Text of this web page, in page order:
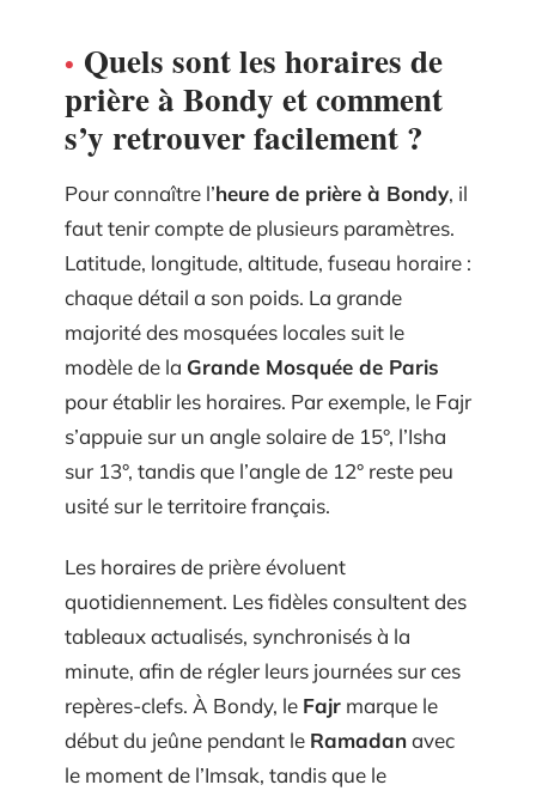
Quels sont les horaires de
prière à Bondy et comment
s’y retrouver facilement ?
Pour connaître l’heure de prière à Bondy, il
faut tenir compte de plusieurs paramètres.
Latitude, longitude, altitude, fuseau horaire :
chaque détail a son poids. La grande
majorité des mosquées locales suit le
modèle de la Grande Mosquée de Paris
pour établir les horaires. Par exemple, le Fajr
s’appuie sur un angle solaire de 15°, l’Isha
sur 13°, tandis que l’angle de 12° reste peu
usité sur le territoire français.
Les horaires de prière évoluent
quotidiennement. Les fidèles consultent des
tableaux actualisés, synchronisés à la
minute, afin de régler leurs journées sur ces
repères-clefs. À Bondy, le Fajr marque le
début du jeûne pendant le Ramadanavec
le moment de l’Imsak, tandis que le